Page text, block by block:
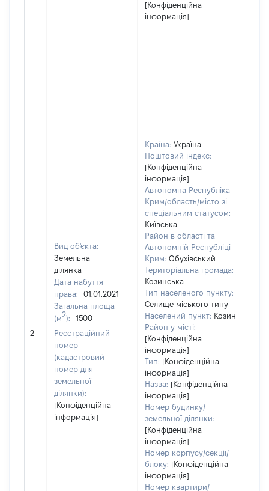
[Конфіденційна
інформація]
2
Вид об'єкта:
Земельна
ділянка
Дата набуття
права:
01.01.2021
Загальна площа
(м2):
1500
Реєстраційний
номер
(кадастровий
номер для
земельної
ділянки):
[Конфіденційна
інформація]
Країна: Україна
Поштовий індекс:
[Конфіденційна
інформація]
Автономна Республіка
Крим/область/місто зі
спеціальним статусом:
Київська
Район в області та
Автономній Республіці
Крим: Обухівський
Територіальна громада:
Козинська
Тип населеного пункту:
Селище міського типу
Населений пункт: Козин
Район у місті:
[Конфіденційна
інформація]
Тип: [Конфіденційна
інформація]
Назва: [Конфіденційна
інформація]
Номер будинку/
земельної ділянки:
[Конфіденційна
інформація]
Номер корпусу/секції/
блоку: [Конфіденційна
інформація]
Номер квартири/